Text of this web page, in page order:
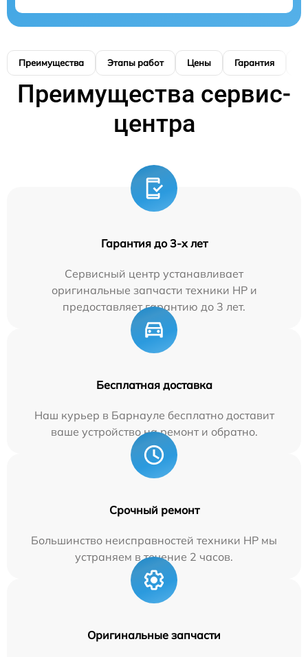
Преимущества Этапы работ Цены Гарантия
Преимущества сервис-
центра
Гарантия до 3-х лет
Сервисный центр устанавливает
оригинальные запчасти техники HP и
предоставляет гарантию до 3 лет.
Бесплатная доставка
Наш курьер в Барнауле бесплатно доставит
ваше устройство на ремонт и обратно.
Срочный ремонт
Большинство неисправностей техники HP мы
устраняем в течение 2 часов.
Оригинальные запчасти